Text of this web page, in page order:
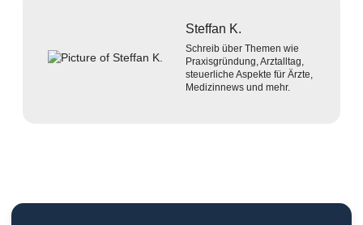
Steffan K.
Schreib über Themen wie
Praxisgründung, Arztalltag,
steuerliche Aspekte für Ärzte,
Medizinnews und mehr.